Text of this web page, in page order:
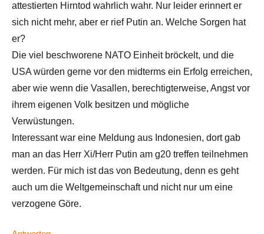
attestierten Hirntod wahrlich wahr. Nur leider erinnert er
sich nicht mehr, aber er rief Putin an. Welche Sorgen hat
er?
Die viel beschworene NATO Einheit bröckelt, und die
USA würden gerne vor den midterms ein Erfolg erreichen,
aber wie wenn die Vasallen, berechtigterweise, Angst vor
ihrem eigenen Volk besitzen und mögliche
Verwüstungen.
Interessant war eine Meldung aus Indonesien, dort gab
man an das Herr Xi/Herr Putin am g20 treffen teilnehmen
werden. Für mich ist das von Bedeutung, denn es geht
auch um die Weltgemeinschaft und nicht nur um eine
verzogene Göre.